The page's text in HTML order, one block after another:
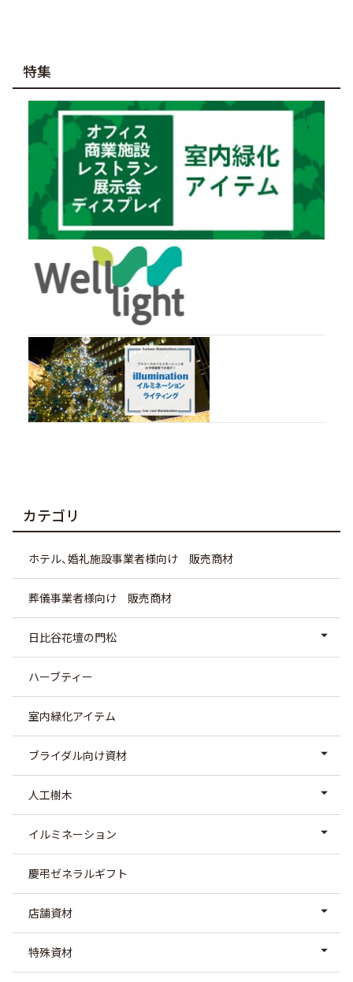
特集
カテゴリ
ホテル、婚礼施設事業者様向け 販売商材
葬儀事業者様向け 販売商材
日比谷花壇の門松
ハーブティー
室内緑化アイテム
ブライダル向け資材
人工樹木
イルミネーション
慶弔ゼネラルギフト
店舗資材
特殊資材